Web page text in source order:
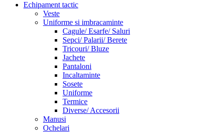
Echipament tactic
Veste
Uniforme si imbracaminte
Cagule/ Esarfe/ Saluri
Sepci/ Palarii/ Berete
Tricouri/ Bluze
Jachete
Pantaloni
Incaltaminte
Sosete
Uniforme
Termice
Diverse/ Accesorii
Manusi
Ochelari